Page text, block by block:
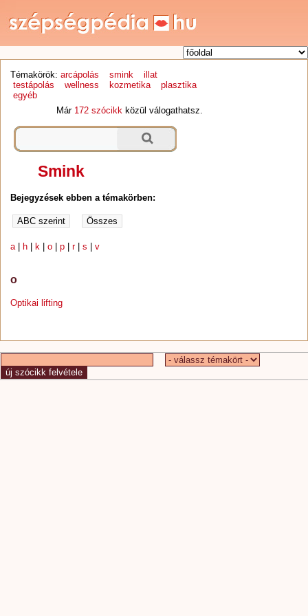
Témakörök: arcápolás smink
illat
testápolás
wellness kozmetika
plasztika
egyéb
Már 172 szócikk közül válogathatsz.
Smink
Bejegyzések ebben a témakörben:
a| h k |o |p |r|s |v
o
Optikai lifting